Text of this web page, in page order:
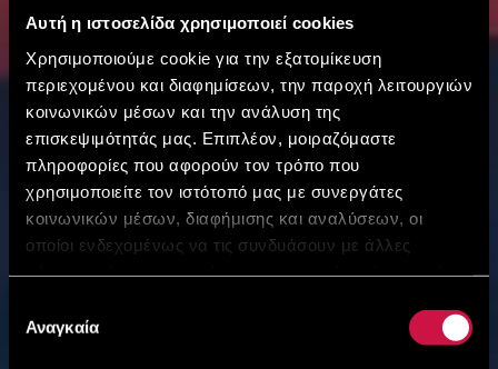
Αυτή η ιστοσελίδα χρησιμοποιεί cookies
Χρησιμοποιούμε cookie για την εξατομίκευση
περιεχομένου και διαφημίσεων, την παροχή λειτουργιών
κοινωνικών μέσων και την ανάλυση της
επισκεψιμότητάς μας. Επιπλέον, μοιραζόμαστε
πληροφορίες που αφορούν τον τρόπο που
χρησιμοποιείτε τον ιστότοπό μας με συνεργάτες
κοινωνικών μέσων, διαφήμισης και αναλύσεων, οι
οποίοι ενδεχομένως να τις συνδυάσουν με άλλες
των υπηρεσιών τους.
συγκατάθεσης
Αναγκαία